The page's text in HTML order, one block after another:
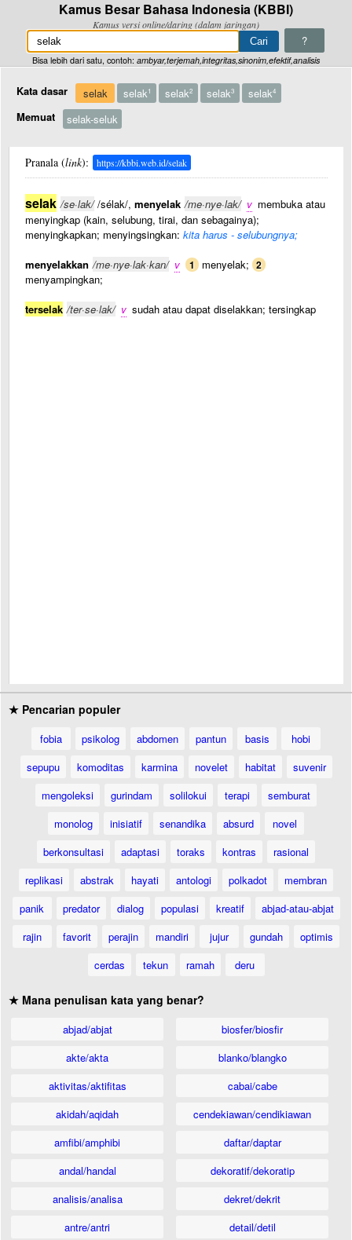
Kamus Besar Bahasa Indonesia (KBBI)
Kamus versi online/daring (dalam jaringan)
?
Bisa lebih dari satu, contoh: ambyar,terjemah,integritas,sinonim,efektif,analisis
Kata dasar selak selak1 selak2 selak3 selak4
Memuat selak-seluk
Pranala (link): https://kbbi.web.id/selak
selak /se·lak//sélak/, menyelak /me·nye·lak/ v membuka atau
menyingkap (kain, selubung, tirai, dan sebagainya);
menyingkapkan; menyingsingkan: kita harus - selubungnya;
menyelakkan /me·nye·lak·kan/ v 1 menyelak; 2
menyampingkan;
terselak /ter·se·lak/ v sudah atau dapat diselakkan; tersingkap
★ Pencarian populer
fobia psikolog abdomen pantun basis
hobi
sepupu
komoditas karmina novelet habitat
suvenir
mengoleksi
gurindam solilokui terapi
semburat
monolog
inisiatif senandika absurd
novel
berkonsultasi
adaptasi toraks kontras
rasional
replikasi
abstrak hayati antologi polkadot
membran
panik
predator dialog populasi kreatif
abjad-atau-abjat
rajin
favorit perajin mandiri jujur gundah
optimis
cerdas
tekun ramah deru
★ Mana penulisan kata yang benar?
abjad/abjat
akte/akta
aktivitas/aktifitas
akidah/aqidah
amfibi/amphibi
andal/handal
analisis/analisa
antre/antri
biosfer/biosfir
blanko/blangko
cabai/cabe
cendekiawan/cendikiawan
daftar/daptar
dekoratif/dekoratip
dekret/dekrit
detail/detil